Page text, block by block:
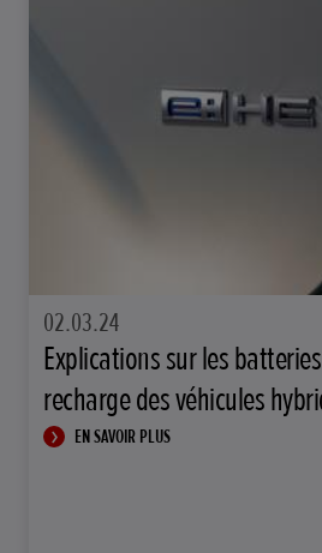
02.03.24
Explications sur les
recharge des véhicules
EN SAVOIR PLUS